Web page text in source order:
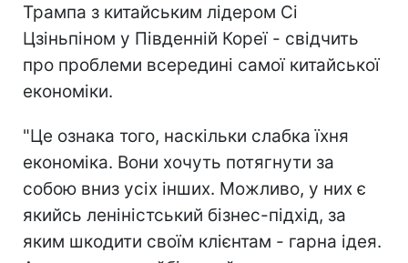
Трампа з китайським лідером Сі
Цзіньпіном у Південній Кореї - свідчить
про проблеми всередині самої китайської
економіки.
"Це ознака того, наскільки слабка їхня
економіка. Вони хочуть потягнути за
собою вниз усіх інших. Можливо, у них є
якийсь леніністський бізнес-підхід, за
яким шкодити своїм клієнтам - гарна ідея.